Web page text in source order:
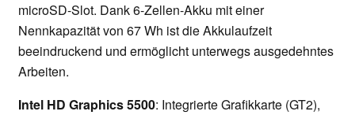
microSD-Slot. Dank 6-Zellen-Akku mit einer
Nennkapazität von 67 Wh ist die Akkulaufzeit
beeindruckend und ermöglicht unterwegs ausgedehntes
Arbeiten.
Intel HD Graphics 5500: Integrierte Grafikkarte (GT2),